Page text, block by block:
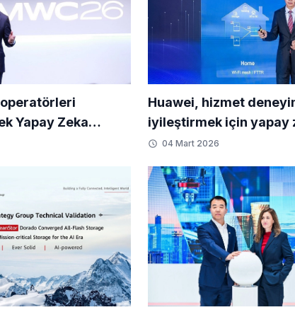
Yapay Zeka
ve GW
Huawei, hizmet
iyileştirmek için yapay
merkezli tamamen
04 Mart 2026